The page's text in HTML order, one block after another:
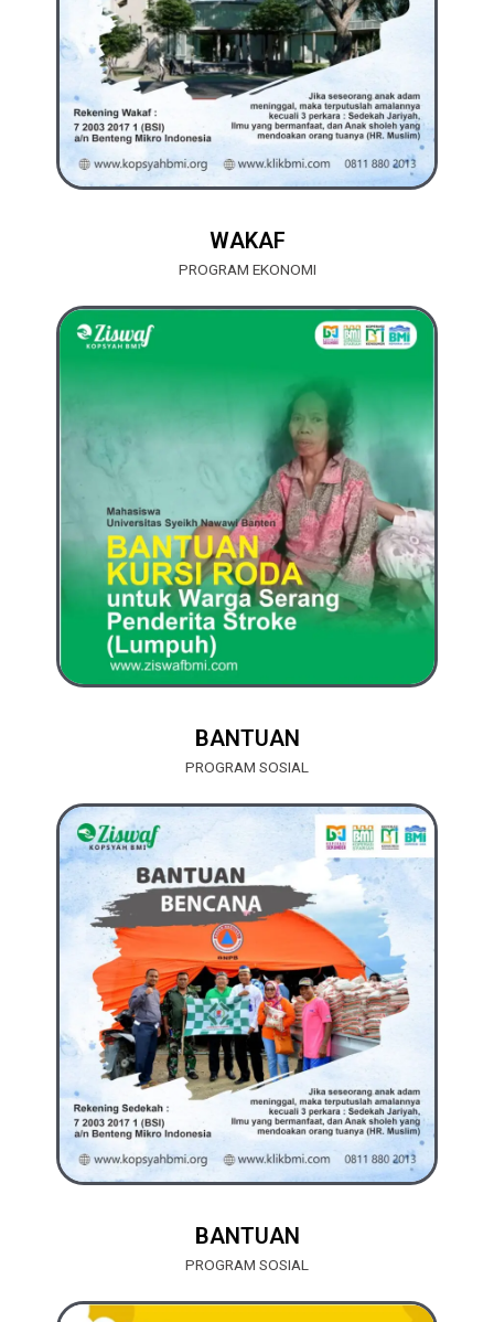
WAKAF
PROGRAM EKONOMI
BANTUAN
PROGRAM SOSIAL
BANTUAN
PROGRAM SOSIAL